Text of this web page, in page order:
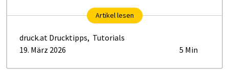
Artikel lesen
druck.at Drucktipps, Tutorials
19. März 2026
5 Min